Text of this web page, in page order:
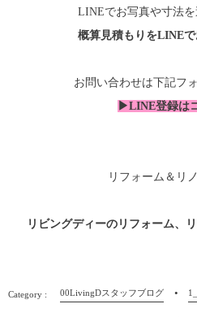
LINEでお写真や寸法
概算見積もりをLINEで
お問い合わせは下記フ
▶LINE登録は
リフォーム＆リ
リビングディーのリフォーム、
00LivingDスタッフブログ